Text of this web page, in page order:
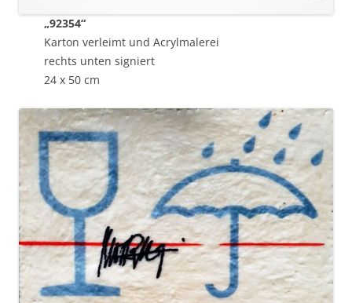
„92354“
Karton verleimt und Acrylmalerei
rechts unten signiert
24 x 50 cm